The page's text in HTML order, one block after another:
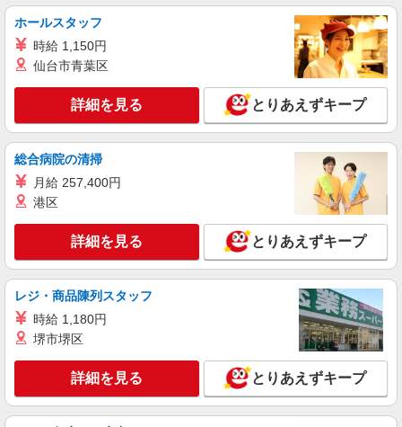
派遣社員
パーソルテンプスタッフ株式会社 中部コーディネートセンター二課
（岡崎）/26-0468065
＜岡崎市＞事務デビュー応援☆彡接客や販売経
験活かせる事務のオシゴト◎
時給1450円
愛知県岡崎市／最寄駅：東岡崎駅、北野桝塚
駅 【岡崎市薮田】豊田南部エリアからの通勤も
ベンリなエリア ≪車通勤可≫ オフィス⇔駐車場
は徒歩2〜3分と近め♪
詳細を見る
パーソルテンプスタッフ株式会社 中部コーディネートセンター二課
（岡崎）/26-0586199
［キラピカofficeが魅力★］ちょこっと時短も
OK！大手メーカーで事務＊岡崎
愛知県岡崎市／最寄駅：岡崎駅、名電長沢駅
【岡崎市牧平町】豊川・幸田エリアからも通いや
すい立地です。 ≪車通勤可≫ 無料駐車場をご利
用いただけます。
キープ 詳細を見る
ホールスタッフ
時給 1,150円
仙台市青葉区
詳細を見る とりあえずキープ
総合病院の清掃
月給 257,400円
港区
詳細を見る とりあえずキープ
レジ・商品陳列スタッフ
時給 1,180円
堺市堺区
詳細を見る とりあえずキープ